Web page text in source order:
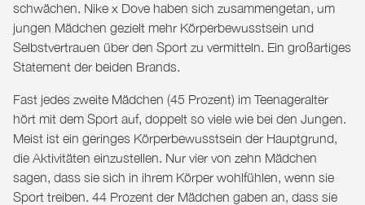
schwächen. Nike x Dove haben sich zusammengetan, um
jungen Mädchen gezielt mehr Körperbewusstsein und
Selbstvertrauen über den Sport zu vermitteln. Ein großartiges
Statement der beiden Brands.
Fast jedes zweite Mädchen (45 Prozent) im Teenageralter
hört mit dem Sport auf, doppelt so viele wie bei den Jungen.
Meist ist ein geringes Körperbewusstsein der Hauptgrund,
die Aktivitäten einzustellen. Nur vier von zehn Mädchen
sagen, dass sie sich in ihrem Körper wohlfühlen, wenn sie
Sport treiben. 44 Prozent der Mädchen gaben an, dass sie